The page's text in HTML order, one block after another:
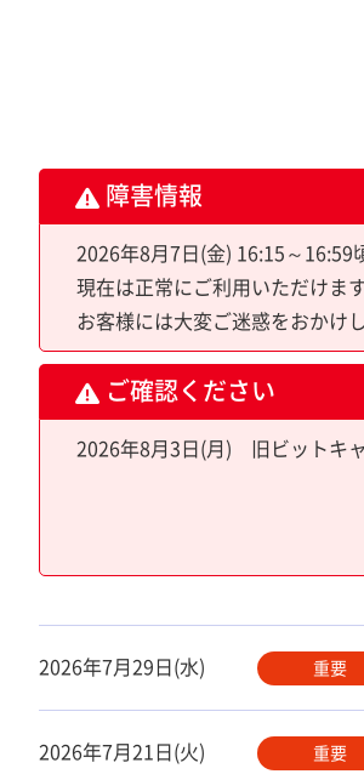
障害情報
2026年8月7日(金) 16:15～16:59
現在は正常にご利用いただけます
お客様には大変ご迷惑をおかけ
ご確認ください
2026年8月3日(月) 旧ビットキ
2026年7月29日(水) 重要
2026年7月21日(火) 重要